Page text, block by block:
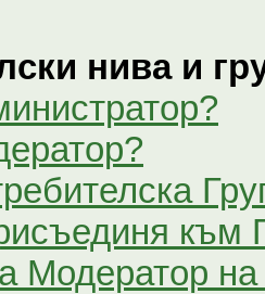
нива и
към
Модератор